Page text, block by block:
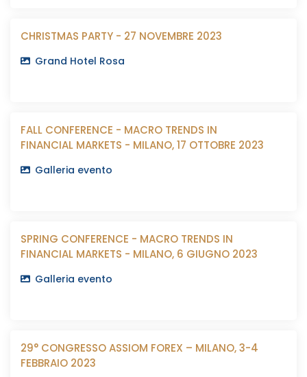
CHRISTMAS PARTY - 27 NOVEMBRE 2023
Grand Hotel Rosa
FALL CONFERENCE - MACRO TRENDS IN
FINANCIAL MARKETS - MILANO, 17 OTTOBRE 2023
Galleria evento
SPRING CONFERENCE - MACRO TRENDS IN
FINANCIAL MARKETS - MILANO, 6 GIUGNO 2023
Galleria evento
29° CONGRESSO ASSIOM FOREX – MILANO, 3-4
FEBBRAIO 2023